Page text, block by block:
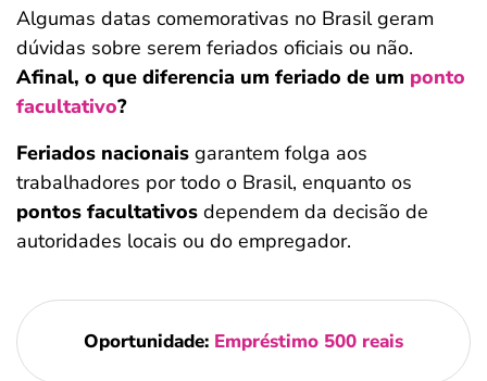
Algumas datas comemorativas no Brasil geram
dúvidas sobre serem feriados oficiais ou não.
Afinal, o que diferencia um feriado de um ponto
facultativo?
Feriados nacionais garantem folga aos
trabalhadores por todo o Brasil, enquanto os
pontos facultativos dependem da decisão de
autoridades locais ou do empregador.
Oportunidade: Empréstimo 500 reais